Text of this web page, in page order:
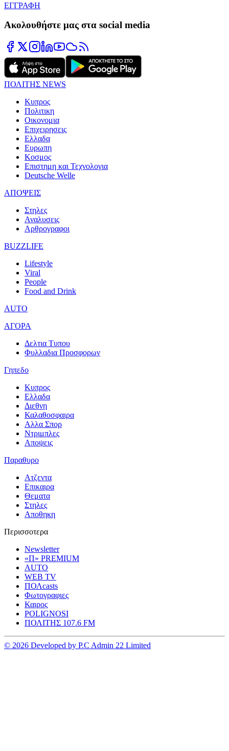
ΕΓΓΡΑΦΗ
Ακολουθήστε μας στα social media
ΠΟΛΙΤΗΣ NEWS
Κυπρος
Πολιτικη
Οικονομια
Επιχειρησεις
Ελλαδα
Ευρωπη
Κοσμος
Επιστημη και Τεχνολογια
Deutsche Welle
ΑΠΟΨΕΙΣ
Στηλες
Αναλυσεις
Αρθρογραφοι
BUZZLIFE
Lifestyle
Viral
People
Food and Drink
AUTO
ΑΓΟΡΑ
Δελτια Τυπου
Φυλλαδια Προσφορων
Γηπεδο
Κυπρος
Ελλαδα
Διεθνη
Καλαθοσφαιρα
Αλλα Σπορ
Ντριμπλες
Αποψεις
Παραθυρο
Ατζεντα
Επικαιρα
Θεματα
Στηλες
Αποθηκη
Περισσοτερα
Newsletter
«Π» PREMIUM
AUTO
WEB TV
ΠΟΛcasts
Φωτογραφιες
Καιρος
POLIGNOSI
ΠΟΛΙΤΗΣ 107.6 FM
© 2026 Developed by P.C Admin 22 Limited